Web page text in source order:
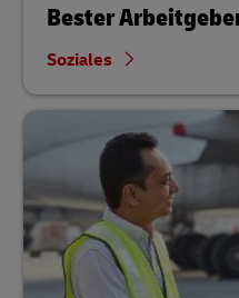
Bester
Soziales